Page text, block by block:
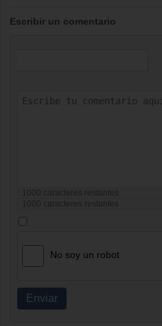
Escribir un comentario
caracteres restantes
caracteres restantes
No soy un robot
Enviar